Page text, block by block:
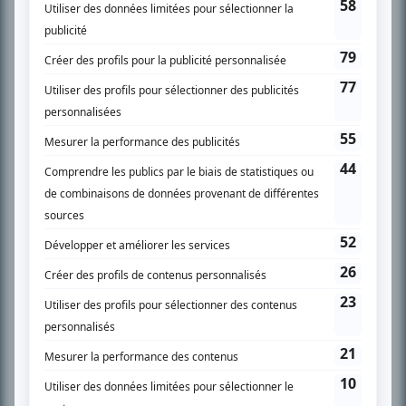
SUR LE RÉSEAU BIZZ MÉDIA
Accueil
Liste des oeuvres
Liste des comédiens
Recherche avancée
À propos
Nous contacter
Termes et conditions
Politique de confidentialité